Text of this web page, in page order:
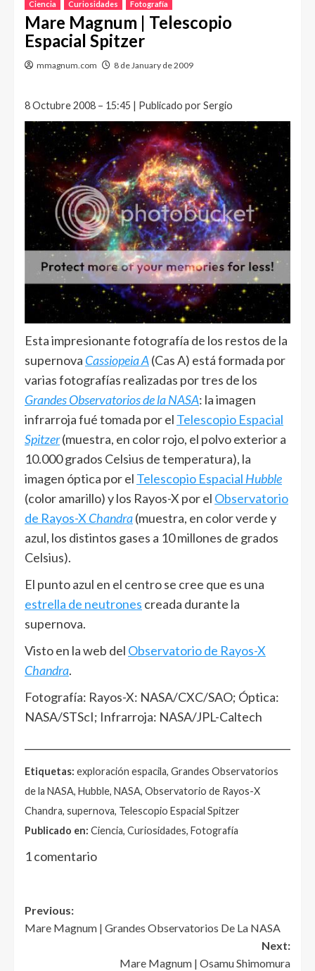
Ciencia Curiosidades Fotografía
Mare Magnum | Telescopio
Espacial Spitzer
mmagnum.com 8 de January de 2009
8 Octubre 2008 – 15:45 | Publicado por Sergio
Esta impresionante fotografía de los restos de la
supernova Cassiopeia A(Cas A) está formada por
varias fotografías realizadas por tres de los
Grandes Observatorios de la NASA: la imagen
infrarroja fué tomada por el Telescopio Espacial
Spitzer(muestra, en color rojo, el polvo exterior a
10.000 grados Celsius de temperatura), la
imagen óptica por el Telescopio Espacial Hubble
(color amarillo) y los Rayos-X por el Observatorio
de Rayos-X Chandra(muestra, en color verde y
azul, los distintos gases a 10 millones de grados
Celsius).
El punto azul en el centro se cree que es una
estrella de neutrones creada durante la
supernova.
Visto en la web del Observatorio de Rayos-X
Chandra.
Fotografía: Rayos-X: NASA/CXC/SAO; Óptica:
NASA/STScI; Infrarroja: NASA/JPL-Caltech
Etiquetas: exploración espacila, Grandes Observatorios
de la NASA, Hubble, NASA, Observatorio de Rayos-X
Chandra, supernova, Telescopio Espacial Spitzer
Publicado en: Ciencia, Curiosidades, Fotografía
1 comentario
Post
navigation
Previous:
Mare Magnum | Grandes Observatorios De La NASA
Next:
Mare Magnum | Osamu Shimomura